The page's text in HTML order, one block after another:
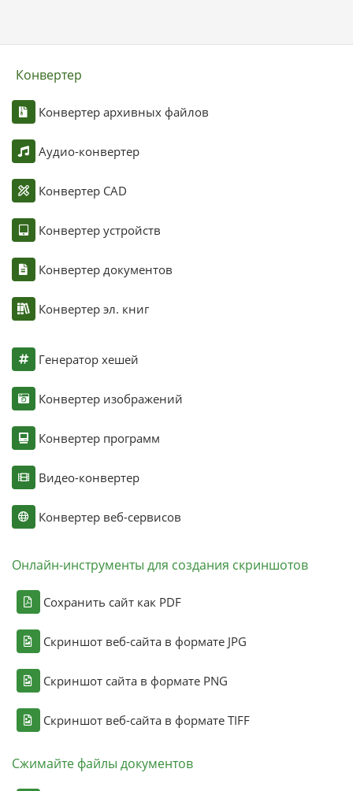
Конвертер
Конвертер архивных файлов
Аудио-конвертер
Конвертер CAD
Конвертер устройств
Конвертер документов
Конвертер эл. книг
Генератор хешей
Конвертер изображений
Конвертер программ
Видео-конвертер
Конвертер веб-сервисов
Онлайн-инструменты для создания скриншотов
Сохранить сайт как PDF
Скриншот веб-сайта в формате JPG
Скриншот сайта в формате PNG
Скриншот веб-сайта в формате TIFF
Сжимайте файлы документов